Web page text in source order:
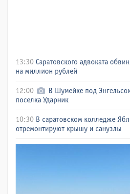
13:30 Саратовского адвоката
на миллион рублей
12:00
В Шумейке под
поселка Ударник
10:30 В саратовском колледже
отремонтируют крышу и санузлы